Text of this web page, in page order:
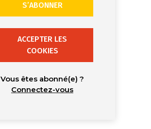
S’ABONNER
ACCEPTER LES
COOKIES
Vous êtes abonné(e) ?
Connectez-vous